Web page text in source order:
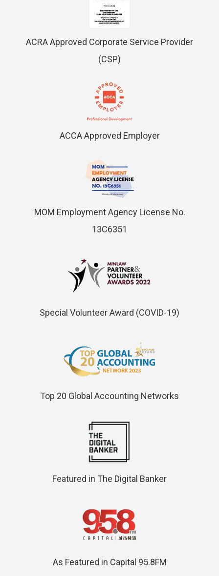
ACRA Approved Corporate Service Provider
(CSP)
ACCA Approved Employer
MOM Employment Agency License No.
13C6351
Special Volunteer Award (COVID-19)
Top 20 Global Accounting Networks
Featured in The Digital Banker
As Featured in Capital 95.8FM